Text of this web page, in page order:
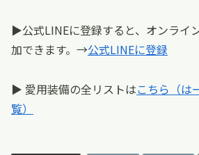
▶︎公式LINEに登録すると、オンライ
加できます。→公式LINEに登録
▶ 愛用装備の全リストはこちら（は
覧）